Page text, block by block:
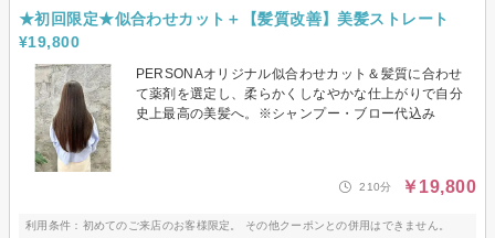
★初回限定★似合わせカット＋【髪質改善】美髪ストレート
¥19,800
PERSONAオリジナル似合わせカット＆髪質に合わせ
て薬剤を選定し、柔らかくしなやかな仕上がりで自分
史上最高の美髪へ。※シャンプー・ブロー代込み
210分 ￥19,800
利用条件：初めてのご来店のお客様限定。 その他クーポンとの併用はできません。